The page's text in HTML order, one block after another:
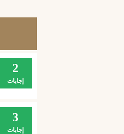
2
إجابات
3
إجابات